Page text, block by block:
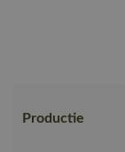
Productie